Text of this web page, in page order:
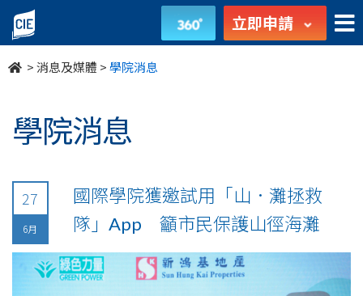
undefined 立即申請
>消息及媒體 >學院消息
學院消息
27
6月
國際學院獲邀試用「山．灘拯救
隊」App 籲市民保護山徑海灘